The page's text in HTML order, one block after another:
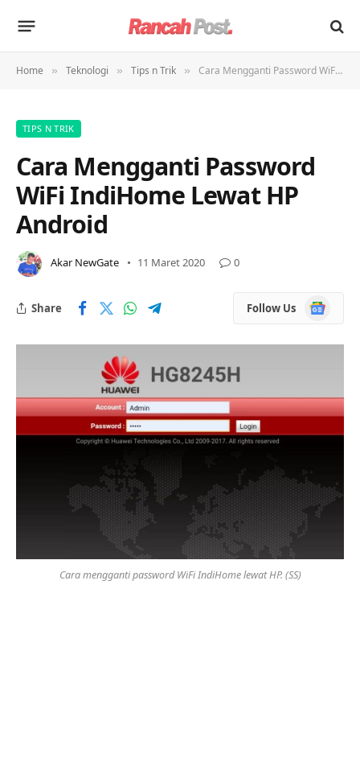
Home » Teknologi » Tips n Trik » Cara Mengganti Password WiFi IndiHome Lewat HP Android
TIPS N TRIK
Cara Mengganti Password
WiFi IndiHome Lewat HP
Android
Akar NewGate 11 Maret 2020 0
Share Follow Us
Google
News
Cara mengganti password WiFi IndiHome lewat HP. (SS)